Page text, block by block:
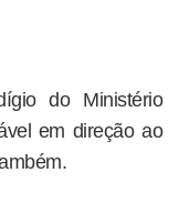
do Ministério
em direção ao